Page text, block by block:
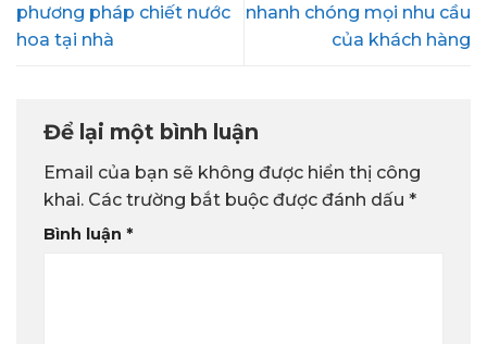
phương pháp chiết nước
hoa tại nhà
nhanh chóng mọi nhu cầu
của khách hàng
Để lại một bình luận
Email của bạn sẽ không được hiển thị công
khai. Các trường bắt buộc được đánh dấu *
Bình luận *